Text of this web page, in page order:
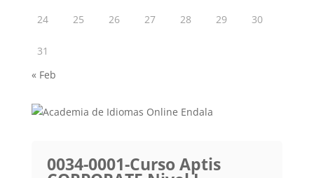
24 25 26 27 28 29 30
31
« Feb
0034-0001-Curso Aptis